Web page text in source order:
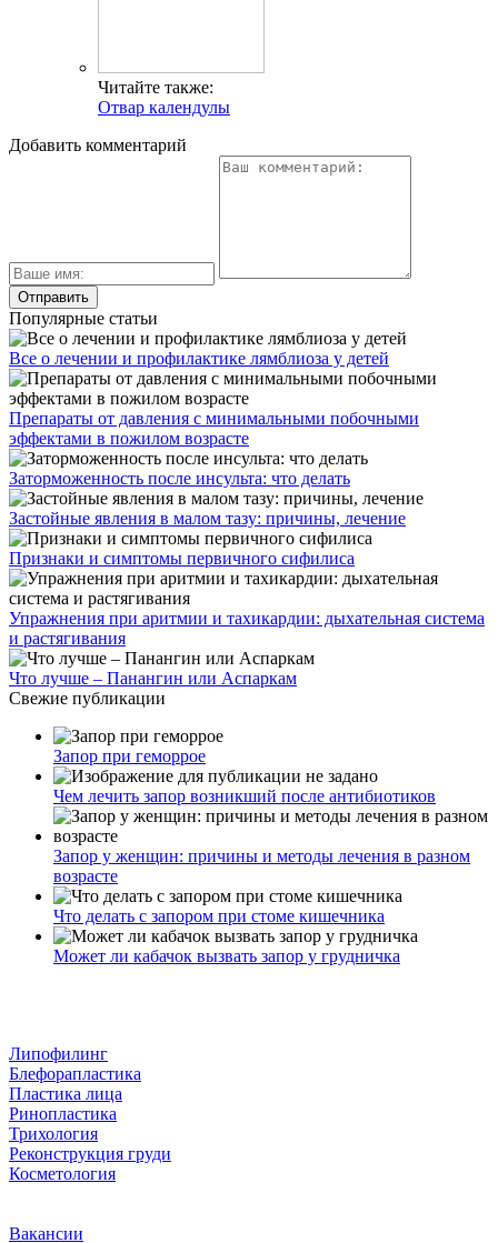
Читайте также:
Отвар календулы
Добавить комментарий
Популярные статьи
Все о лечении и профилактике лямблиоза у детей
Препараты от давления с минимальными побочными
эффектами в пожилом возрасте
Заторможенность после инсульта: что делать
Застойные явления в малом тазу: причины, лечение
Признаки и симптомы первичного сифилиса
Упражнения при аритмии и тахикардии: дыхательная система
и растягивания
Что лучше – Панангин или Аспаркам
Свежие публикации
Запор при геморрое
Чем лечить запор возникший после антибиотиков
Запор у женщин: причины и методы лечения в разном
возрасте
Что делать с запором при стоме кишечника
Может ли кабачок вызвать запор у грудничка
Липофилинг
Блефорапластика
Пластика лица
Ринопластика
Трихология
Реконструкция груди
Косметология
Вакансии